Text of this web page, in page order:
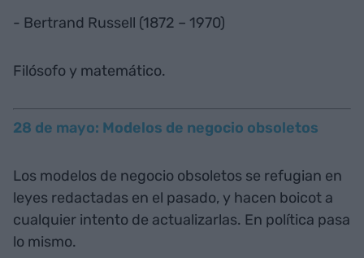
- Bertrand Russell (1872 – 1970)
Filósofo y matemático.
28 de mayo: Modelos de negocio obsoletos
Los modelos de negocio obsoletos se refugian en
leyes redactadas en el pasado, y hacen boicot a
cualquier intento de actualizarlas. En política pasa
lo mismo.